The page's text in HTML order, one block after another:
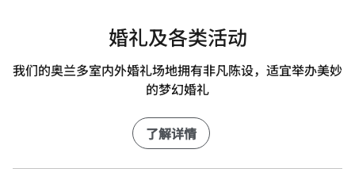
婚礼及各类活动
我们的奥兰多室内外婚礼场地拥有非凡陈设，适宜举办美妙
的梦幻婚礼
了解详情